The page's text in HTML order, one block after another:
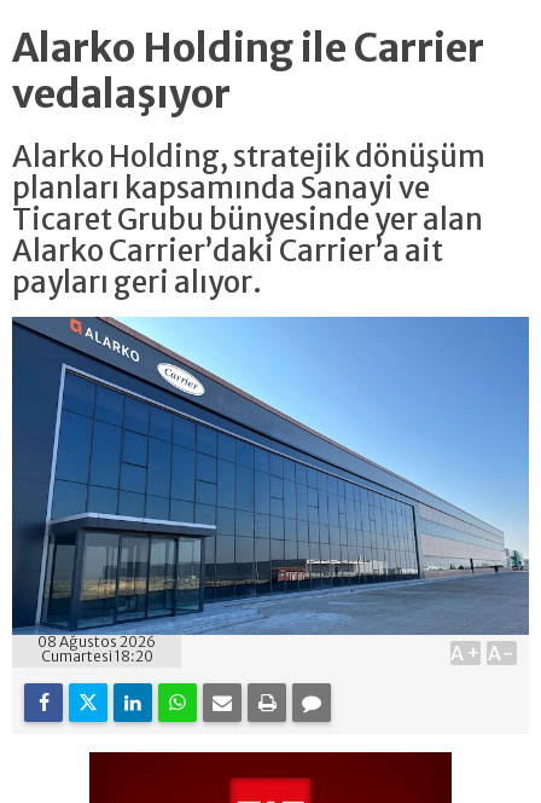
Alarko Holding ile Carrier
vedalaşıyor
Alarko Holding, stratejik dönüşüm
planları kapsamında Sanayi ve
Ticaret Grubu bünyesinde yer alan
Alarko Carrier’daki Carrier’a ait
payları geri alıyor.
08 Ağustos 2026
Cumartesi 18:20
A+ A-